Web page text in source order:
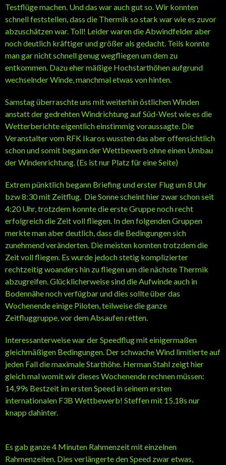
Testflüge machen. Und das war auch gut so. Wir konnten
schnell feststellen, dass die Thermik so stark war wie es zuvor
abzuschätzen war. Toll! Leider waren die Abwindfelder aber
noch deutlich kräftiger und größer als gedacht. Teils konnte
man gar nicht schnell genug wegfliegen um dem zu
entkommen. Dazu eher mäßige Hochstarthöhen aufgrund
wechselnder Winde, manchmal etwas von hinten.
Samstag überraschte uns mit weiterhin östlichen Winden
anstatt der gedrehten Windrichtung auf Süd-West wie es die
Wetterberichte eigentlich einstimmig voraussagte. Die
Veranstalter vom RFK Ikaros wussten das aber offensichtlich
schon und somit begann der Wettbewerb ohne einen Umbau
der Windenrichtung. (Es ist nur Platz für eine Seite)
Extrem pünktlich begann Briefing und erster Flug um 8 Uhr
bzw 8:30 mit Zeitflug. Die Sonne scheint hier zwar schon seit
4:20 Uhr, trotzdem konnte die erste Gruppe noch recht
erfolgreich die Zeit voll fliegen. In den folgenden Gruppen
merkte man aber deutlich, dass die Bedingungen sich
zunehmend veränderten. Die meisten konnten trotzdem die
Zeit voll fliegen. Es wurde jedoch stetig komplizierter
rechtzeitig woanders hin zu fliegen um die nächste Thermik
abzugreifen. Glücklicherweise sind die Aufwinde auch in
Bodennähe noch verfügbar und dies sollte über das
Wochenende einige Piloten, teilweise die ganze
Zeitfluggruppe, vor dem Absaufen retten.
Interessanterweise war der Speedflug mit einigermaßen
gleichmäßigen Bedingungen. Der schwache Wind limitierte auf
jeden Fall die maximale Starthöhe. Herman Stahl zeigt hier
gleich mal womit wir dieses Wochenende rechnen müssen:
14,99s Bestzeit im ersten Speed in seinem ersten
internationalen F3B Wettbewerb! Steffen mit 15,18s nur
knapp dahinter.
Es gab ganze 4 Minuten Rahmenzeit mit einzelnen
Rahmenzeiten. Dies verlängerte den Speed zwar etwas,